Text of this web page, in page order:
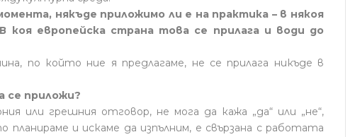
някъде приложимо ли е на практика – в някоя
коя европейска страна това се прилага и води до
по който ние я предлагаме, не се прилага никъде в
се приложи?
или грешния отговор, не мога да кажа „да“ или „не“,
и искаме да изпълним, е свързана с работата